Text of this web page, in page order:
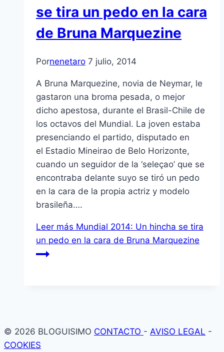
se tira un pedo en la cara
de Bruna Marquezine
Pornenetaro 7 julio, 2014
A Bruna Marquezine, novia de Neymar, le
gastaron una broma pesada, o mejor
dicho apestosa, durante el Brasil-Chile de
los octavos del Mundial. La joven estaba
presenciando el partido, disputado en
el Estadio Mineirao de Belo Horizonte,
cuando un seguidor de la ‘seleçao’ que se
encontraba delante suyo se tiró un pedo
en la cara de la propia actriz y modelo
brasileña….
Leer más Mundial 2014: Un hincha se tira
un pedo en la cara de Bruna Marquezine
© 2026 BLOGUISIMO CONTACTO - AVISO LEGAL -
COOKIES